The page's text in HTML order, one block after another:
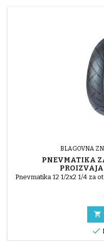
BLAGOVNA
PNEVMATIKA
Pnevmatika 12 1/2x2 1/4 za

